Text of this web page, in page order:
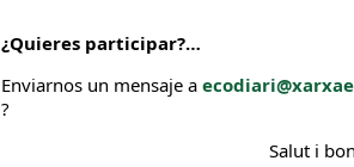
¿Quieres participar?…
Enviarnos un mensaje a
?
Salut i